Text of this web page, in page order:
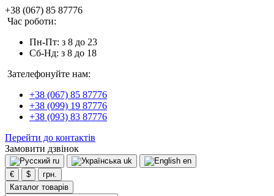
+38 (067) 85 87776
Час роботи:
Пн-Пт: з 8 до 23
Сб-Нд: з 8 до 18
Зателефонуйте нам:
+38 (067) 85 87776
+38 (099) 19 87776
+38 (093) 83 87776
Перейти до контактів
Замовити дзвінок
ru uk
en
€
$
грн.
Каталог товарів